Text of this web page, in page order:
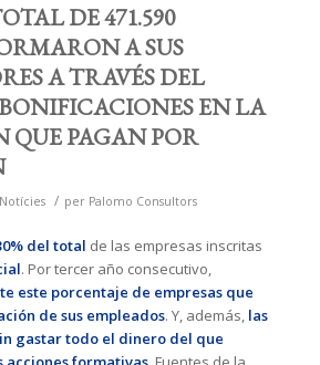
DE 471.590
A SUS
A TRAVÉS DEL
EN LA
PAGAN POR
Notícies / per Palomo Consultors
del total de las empresas inscritas
. Por tercer año consecutivo,
este porcentaje de empresas que
de sus empleados. Y, además, las
gastar todo el dinero del que